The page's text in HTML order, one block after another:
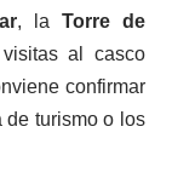
, la Torre de
al casco
confirmar
de turismo o los